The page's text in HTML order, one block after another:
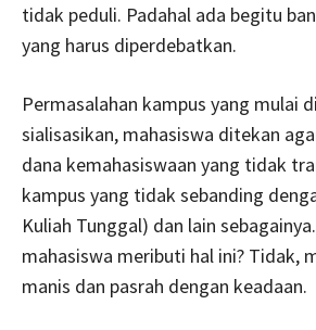
tidak peduli. Padahal ada begitu
yang harus di­perdebatkan.
Permasala­han kampus yang mulai
sialisasikan, mahasiswa dite­kan
dana kemaha­sis­­waan yang tidak
kam­pus yang tidak sebanding
Kuliah Tunggal) dan lain
mahasiswa meributi hal ini? Tidak,
manis dan pasrah dengan keadaan.